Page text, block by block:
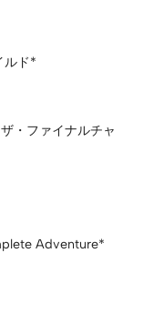
ルド*
・ファイナルチャ
Adventure*